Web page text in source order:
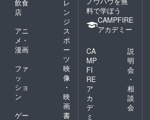
飲食
店
レ
ン
ジ
アニ
メ・
漫画
ス
ポ
ー
ツ
ファ
ッ
ショ
ン
映
像
・
映
画
ゲー
書
料で学ぼう
CAMPFIRE
アカデミー
CA
MP
FI
RE
ア
カ
デ
ミ
説
明
会
・
相
談
会